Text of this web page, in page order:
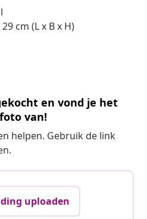
cm (L x B x H)
en vond je het
van!
helpen. Gebruik de link
uploaden